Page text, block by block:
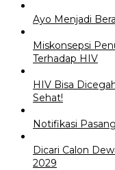
Ayo Menjadi
Miskonsepsi
Terhadap HIV
HIV Bisa
Sehat!
Notifikasi
Dicari Calon
2029